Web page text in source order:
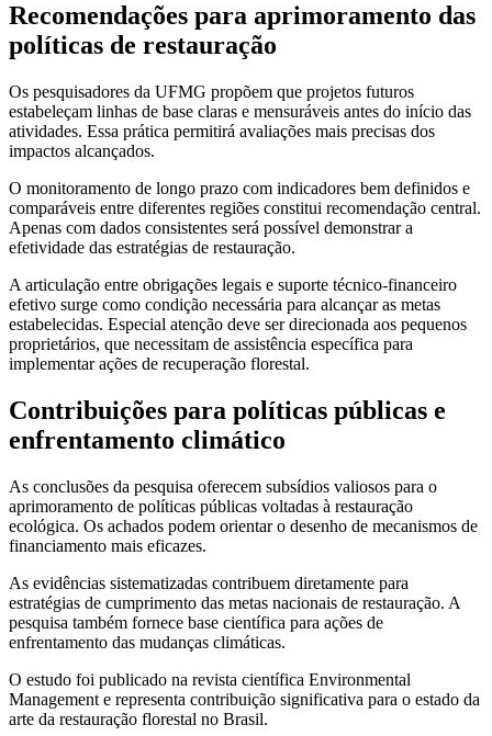
Recomendações para aprimoramento das
políticas de restauração
Os pesquisadores da UFMG propõem que projetos futuros
estabeleçam linhas de base claras e mensuráveis antes do início das
atividades. Essa prática permitirá avaliações mais precisas dos
impactos alcançados.
O monitoramento de longo prazo com indicadores bem definidos e
comparáveis entre diferentes regiões constitui recomendação central.
Apenas com dados consistentes será possível demonstrar a
efetividade das estratégias de restauração.
A articulação entre obrigações legais e suporte técnico-financeiro
efetivo surge como condição necessária para alcançar as metas
estabelecidas. Especial atenção deve ser direcionada aos pequenos
proprietários, que necessitam de assistência específica para
implementar ações de recuperação florestal.
Contribuições para políticas públicas e
enfrentamento climático
As conclusões da pesquisa oferecem subsídios valiosos para o
aprimoramento de políticas públicas voltadas à restauração
ecológica. Os achados podem orientar o desenho de mecanismos de
financiamento mais eficazes.
As evidências sistematizadas contribuem diretamente para
estratégias de cumprimento das metas nacionais de restauração. A
pesquisa também fornece base científica para ações de
enfrentamento das mudanças climáticas.
O estudo foi publicado na revista científica Environmental
Management e representa contribuição significativa para o estado da
arte da restauração florestal no Brasil.